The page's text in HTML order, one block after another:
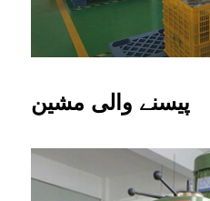
پیسنے والی مشین